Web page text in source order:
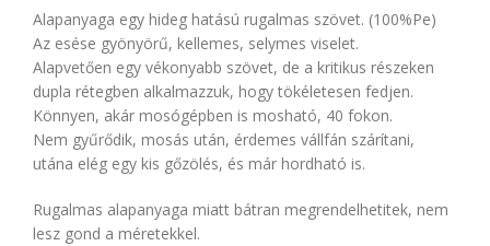
Alapanyaga egy hideg hatású rugalmas szövet. (100%Pe)
Az esése gyönyörű, kellemes, selymes viselet.
Alapvetően egy vékonyabb szövet, de a kritikus részeken
dupla rétegben alkalmazzuk, hogy tökéletesen fedjen.
Könnyen, akár mosógépben is mosható, 40 fokon.
Nem gyűrődik, mosás után, érdemes vállfán szárítani,
utána elég egy kis gőzölés, és már hordható is.
Rugalmas alapanyaga miatt bátran megrendelhetitek, nem
lesz gond a méretekkel.